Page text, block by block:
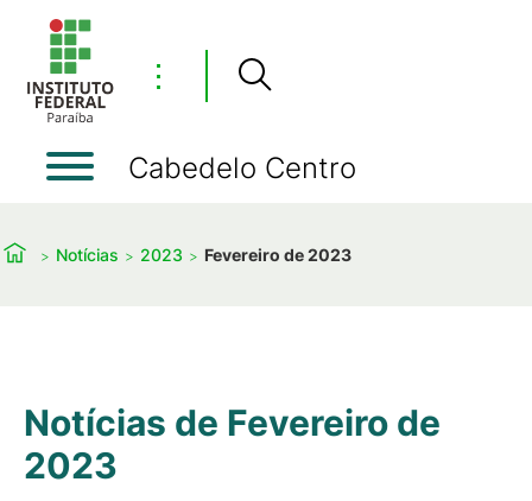
⋮
Cabedelo Centro
Notícias 2023 Fevereiro de 2023
Notícias de Fevereiro de
2023